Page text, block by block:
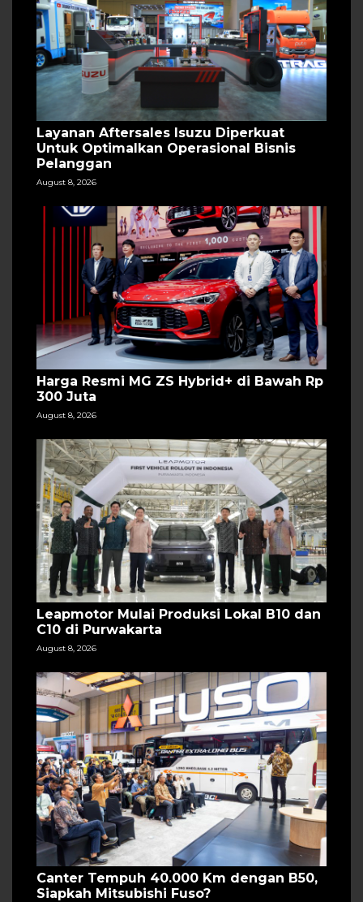
Layanan Aftersales Isuzu Diperkuat
Untuk Optimalkan Operasional Bisnis
Pelanggan
August 8, 2026
Harga Resmi MG ZS Hybrid+ di Bawah Rp
300 Juta
August 8, 2026
Leapmotor Mulai Produksi Lokal B10 dan
C10 di Purwakarta
August 8, 2026
Canter Tempuh 40.000 Km dengan B50,
Siapkah Mitsubishi Fuso?